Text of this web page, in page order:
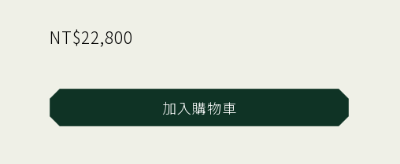
NT$22,800
加入購物車